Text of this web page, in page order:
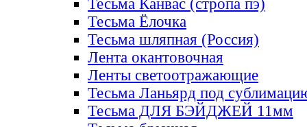
Тесьма Канвас (стропа пэ)
Тесьма Ёлочка
Тесьма шляпная (Россия)
Лента окантовочная
Ленты светоотражающие
Тесьма Ланьярд под
Тесьма ДЛЯ БЭЙДЖЕЙ 11мм